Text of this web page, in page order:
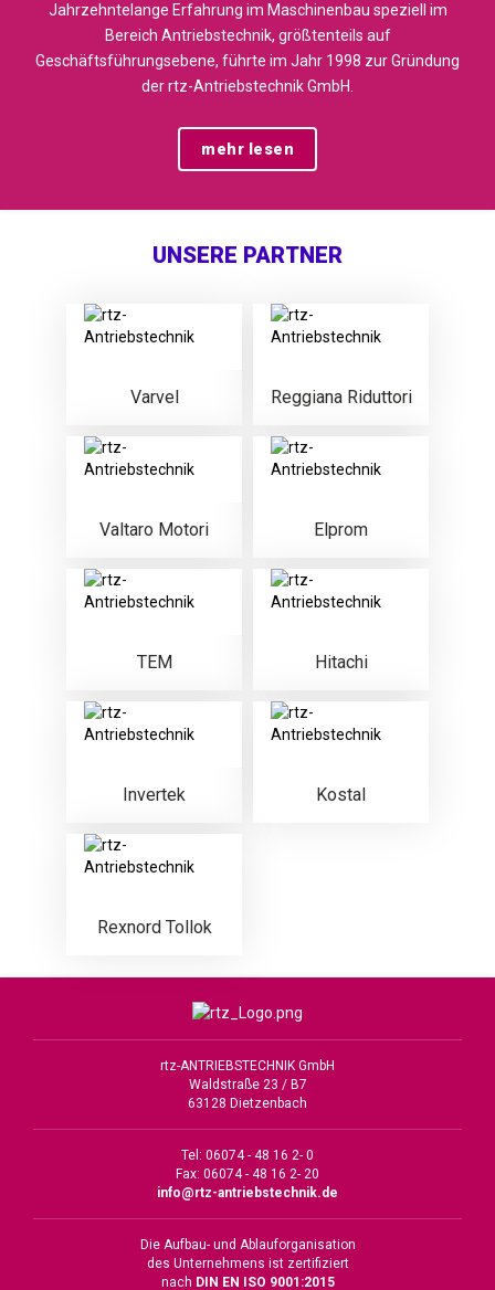
Jahrzehntelange Erfahrung im Maschinenbau speziell im
Bereich Antriebstechnik, größtenteils auf
Geschäftsführungsebene, führte im Jahr 1998 zur Gründung
der rtz-Antriebstechnik GmbH.
mehr lesen
UNSERE PARTNER
Varvel Reggiana Riduttori
Valtaro Motori Elprom
TEM Hitachi
Invertek Kostal
Rexnord Tollok
rtz-ANTRIEBSTECHNIK GmbH
Waldstraße 23 / B7
63128 Dietzenbach
Tel: 06074 - 48 16 2- 0
Fax: 06074 - 48 16 2- 20
info@rtz-antriebstechnik.de
Die Aufbau- und Ablauforganisation
des Unternehmens ist zertifiziert
nach DIN EN ISO 9001:2015